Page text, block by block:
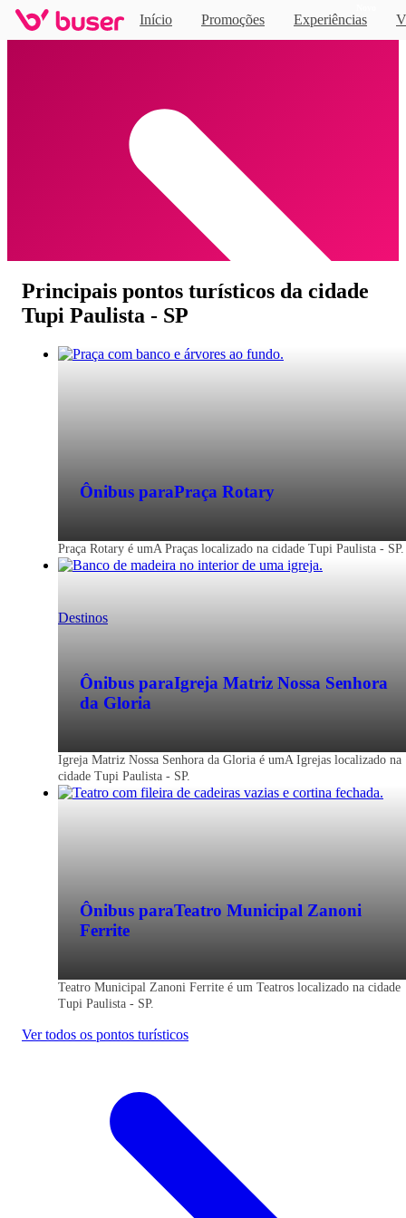
Início Promoções Experiências
Home
Destinos
Principais pontos turísticos da cidade
Tupi Paulista - SP
Ônibus paraPraça Rotary
Praça Rotary é umA Praças localizado na cidade Tupi Paulista - SP.
Ônibus paraIgreja Matriz Nossa Senhora
da Gloria
Igreja Matriz Nossa Senhora da Gloria é umA Igrejas localizado na
cidade Tupi Paulista - SP.
Ônibus paraTeatro Municipal Zanoni
Ferrite
Teatro Municipal Zanoni Ferrite é um Teatros localizado na cidade
Tupi Paulista - SP.
Ver todos os pontos turísticos